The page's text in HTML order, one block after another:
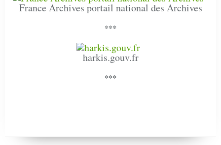
France Archives portail national des Archives
***
harkis.gouv.fr
***